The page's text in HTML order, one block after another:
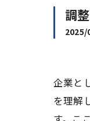
調
2025/
企業と
を理解